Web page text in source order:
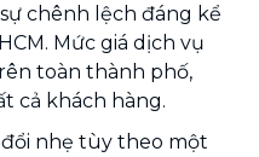
chênh lệch đáng kể
Mức giá dịch vụ
toàn thành phố,
cả khách hàng.
nhẹ tùy theo một